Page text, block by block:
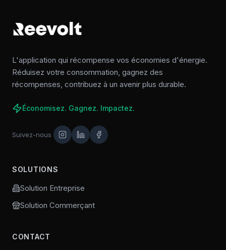
L'application qui récompense vos économies d'énergie.
Réduisez votre consommation, gagnez des
récompenses, contribuez à un avenir plus durable.
Économisez. Gagnez. Impactez.
Suivez-nous
SOLUTIONS
Solution Entreprise
Solution Commerçant
CONTACT